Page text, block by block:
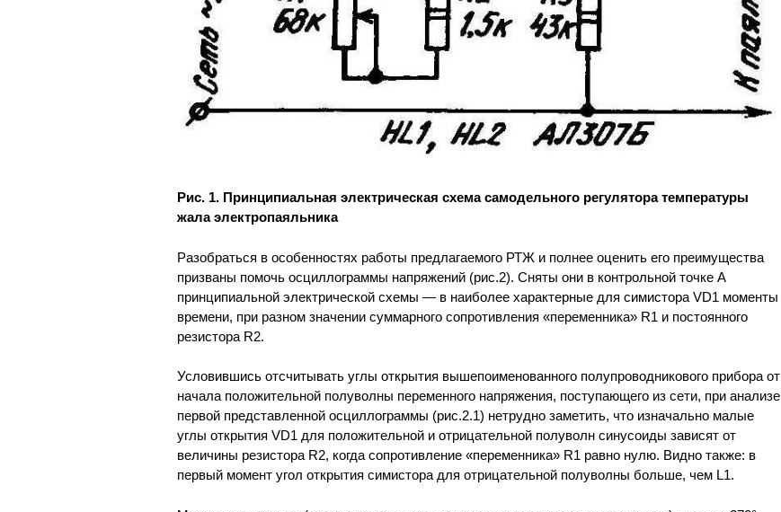
Рис. 1. Принципиальная электрическая схема самодельного регулятора температуры
жала электропаяльника
Разобраться в особенностях работы предлагаемого РТЖ и полнее оценить его преимущества
призваны помочь осциллограммы напряжений (рис.2). Сняты они в контрольной точке А
принципиальной электрической схемы — в наиболее характерные для симистора VD1 моменты
времени, при разном значении суммарного сопротивления «переменника» R1 и постоянного
резистора R2.
Условившись отсчитывать углы открытия вышепоименованного полупроводникового прибора от
начала положительной полуволны переменного напряжения, поступающего из сети, при анализе
первой представленной осциллограммы (рис.2.1) нетрудно заметить, что изначально малые
углы открытия VD1 для положительной и отрицательной полуволн синусоиды зависят от
величины резистора R2, когда сопротивление «переменника» R1 равно нулю. Видно также: в
первый момент угол открытия симистора для отрицательной полуволны больше, чем L1.